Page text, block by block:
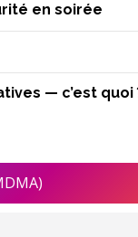
en soirée
— c’est quoi